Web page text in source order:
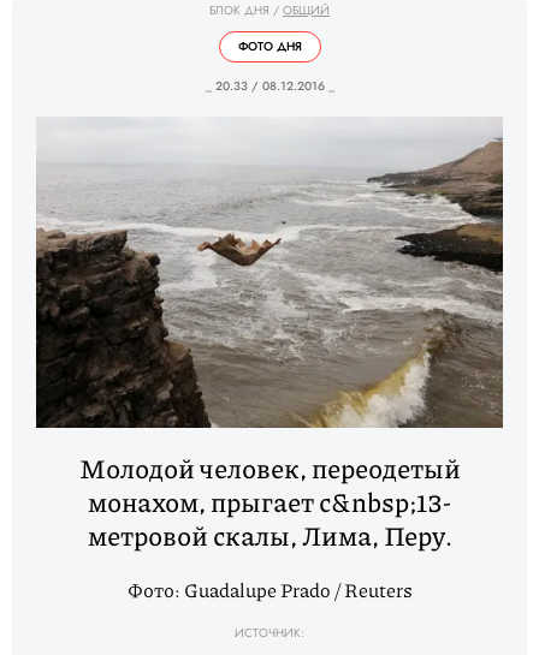
БЛОК ДНЯ / ОБЩИЙ
ФОТО ДНЯ
_ 20.33 / 08.12.2016 _
Молодой человек, переодетый
монахом, прыгает с&nbsp;13-
метровой скалы, Лима, Перу.
Фото: Guadalupe Prado / Reuters
ИСТОЧНИК: